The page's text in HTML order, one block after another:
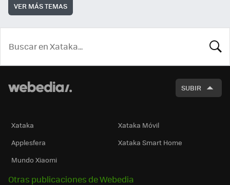
VER MÁS TEMAS
SUBIR
Xataka
Xataka Móvil
Applesfera
Xataka Smart Home
Mundo Xiaomi
Otras publicaciones de Webedia